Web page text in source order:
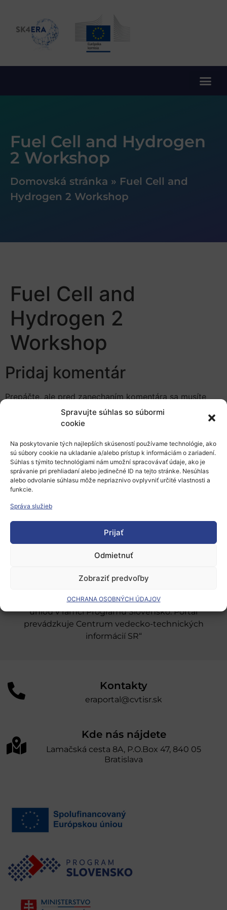
Spravujte súhlas so súbormi
cookie
Na poskytovanie tých najlepších skúseností používame technológie, ako
sú súbory cookie na ukladanie a/alebo prístup k informáciám o zariadení.
Súhlas s týmito technológiami nám umožní spracovávať údaje, ako je
správanie pri prehliadaní alebo jedinečné ID na tejto stránke. Nesúhlas
alebo odvolanie súhlasu môže nepriaznivo ovplyvniť určité vlastnosti a
funkcie.
Správa služieb
Prijať
Odmietnuť
Zobraziť predvoľby
OCHRANA OSOBNÝCH ÚDAJOV
Fuel Cell and Hydrogen
2 Workshop
Domovská stránka » Fuel Cell and
Hydrogen 2 Workshop
Fuel Cell and
Hydrogen 2
Workshop
Pridaj komentár
Prepáčte, ale pred zanechaním komentára sa musíte
Európsky výskumný priestor
Grantové programy pre výskum
„Projekt SK4ERA II je spolufinancovaný Európskou
úniou v rámci Programu Slovensko. Portál
prevádzkuje Centrum vedecko-technických
informácií SR“
Kontakty
eraportal@cvtisr.sk
Kde nás nájdete
Lamačská cesta 8A, P.O.Box 47, 840 05
Bratislava